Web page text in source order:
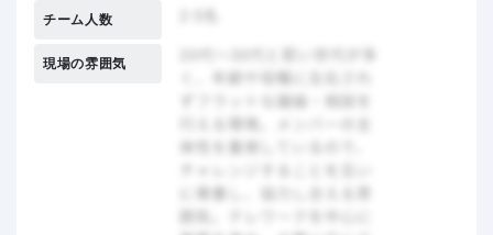
チーム人数
現場の雰囲気